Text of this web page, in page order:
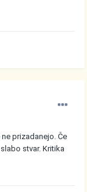
prizadanejo. Če
stvar. Kritika